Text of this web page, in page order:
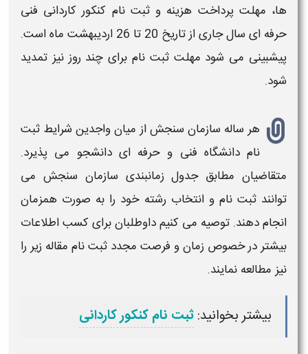
ها، مهلت پرداخت هزینه وثبت نام کنکور کاردانی فنی
حرفه ای سال جاری از تاریخ 20 تا 26 اردیبهشت ماه
است.
پیشبینی می شود مهلتثبت نام برای چند روز نیز تمدید
شود.
هر ساله سازمان سنجش از میان واجدین شرایط ثبت
نامدانشگاه فنی و حرفه ای دانشجو می پذیرد.
متقاضیان مطابق جدول زمانبندی سازمان سنجش می
توانندثبت نام و انتخاب رشته خود را به صورت همزمان
انجام دهند. توصیه می کنیم داوطلبان برای کسب اطلاعات
بیشتر در خصوص زمان و فرصت مجدد ثبت نام مقاله زیر را
نیز مطالعه نمایند.
بیشتر بخوانید:ثبت نام کنکور کاردانی